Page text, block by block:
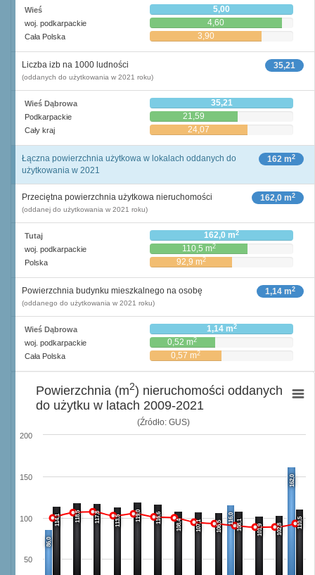
Wieś 5,00
woj. podkarpackie 4,60
Cała Polska 3,90
35,21
Liczba izb na 1000 ludności
(oddanych do użytkowania w 2021 roku)
Wieś Dąbrowa 35,21
Podkarpackie 21,59
Cały kraj 24,07
162 m2
Łączna powierzchnia użytkowa w lokalach oddanych do
użytkowania w 2021
162,0 m2
Przeciętna powierzchnia użytkowa nieruchomości
(oddanej do użytkowania w 2021 roku)
Tutaj 162,0 m2
woj. podkarpackie 110,5 m2
Polska 92,9 m2
1,14 m2
Powierzchnia budynku mieszkalnego na osobę
(oddanego do użytkowania w 2021 roku)
Wieś Dąbrowa 1,14 m2
woj. podkarpackie 0,52 m2
Cała Polska 0,57 m2
(Źródło: GUS)
86,0
116,0
162,0
114,1 118,5 117,8 113,5 119,0 116,6
108,4 107,1 106,5 108,1 101,9 102,8 110,5
50
100
150
200
Powierzchnia (m2) nieruchomości oddanych
do użytku w latach 2009-2021